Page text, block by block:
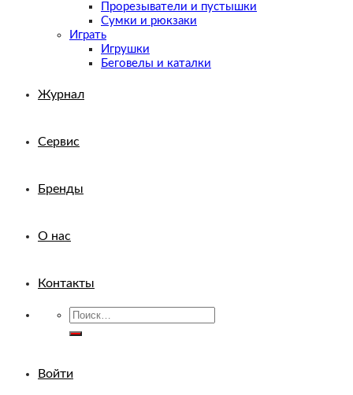
Прорезыватели и пустышки
Сумки и рюкзаки
Играть
Игрушки
Беговелы и каталки
Журнал
Сервис
Бренды
О нас
Контакты
Искать:
Войти